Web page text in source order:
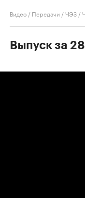
Видео / Передачи /ЧЭЗ /
Выпуск за